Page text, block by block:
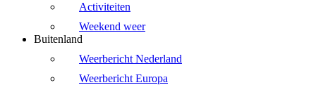
Activiteiten
Weekend weer
Buitenland
Weerbericht Nederland
Weerbericht Europa